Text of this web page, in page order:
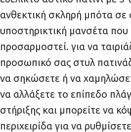
ανθεκτική σκληρή μπότα
υποστηρικτική μανσέτα που
προσαρμοστεί. για να
προσωπικό σας στυλ
να σηκώσετε ή να
να αλλάξετε το επίπεδο
στήριξης και μπορείτε να
περιχειρίδα για να